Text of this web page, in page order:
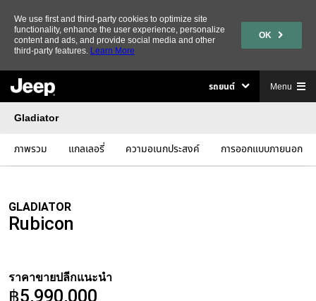
We use first and third-party cookies to optimize site
functionality, enhance the user experience, personalize
content and ads, and provide social media and other
third-party features. Learn More
OK
รถยนต์ Menu
Gladiator
ภาพรวม แกลเลอรี่ ความอเนกประสงค์ การออกแบบภายนอก